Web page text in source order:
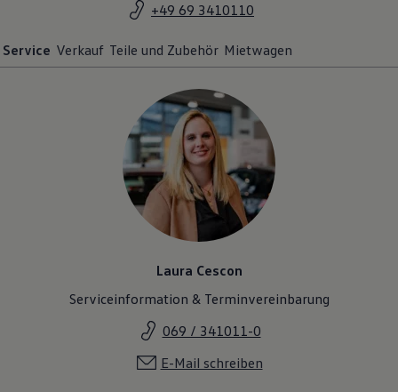
+49 69 3410110
Service Verkauf Teile und Zubehör Mietwagen
Laura Cescon
Serviceinformation & Terminvereinbarung
069 / 341011-0
E-Mail schreiben